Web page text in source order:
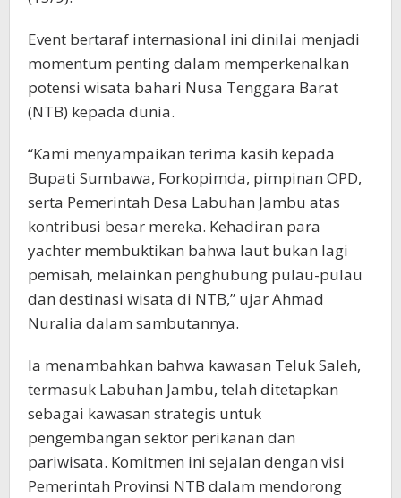
Event bertaraf internasional ini dinilai menjadi
momentum penting dalam memperkenalkan
potensi wisata bahari Nusa Tenggara Barat
(NTB) kepada dunia.
“Kami menyampaikan terima kasih kepada
Bupati Sumbawa, Forkopimda, pimpinan OPD,
serta Pemerintah Desa Labuhan Jambu atas
kontribusi besar mereka. Kehadiran para
yachter membuktikan bahwa laut bukan lagi
pemisah, melainkan penghubung pulau-pulau
dan destinasi wisata di NTB,” ujar Ahmad
Nuralia dalam sambutannya.
Ia menambahkan bahwa kawasan Teluk Saleh,
termasuk Labuhan Jambu, telah ditetapkan
sebagai kawasan strategis untuk
pengembangan sektor perikanan dan
pariwisata. Komitmen ini sejalan dengan visi
Pemerintah Provinsi NTB dalam mendorong